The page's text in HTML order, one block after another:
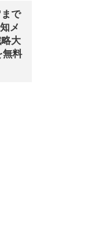
で
メ
大
無料